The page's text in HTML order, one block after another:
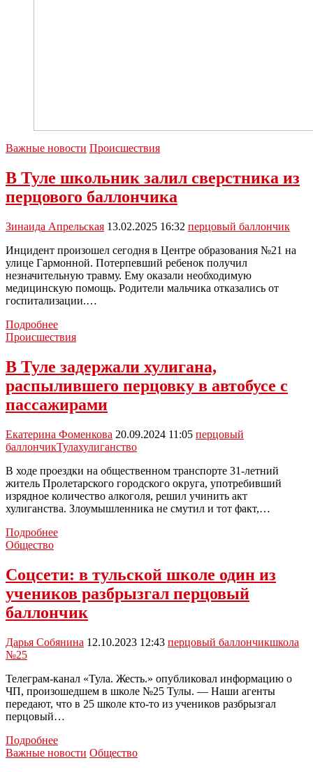
Важные новости Происшествия
В Туле школьник залил сверстника из
перцового баллончика
Зинаида Апрельская 13.02.2025 16:32 перцовый баллончик
Инцидент произошел сегодня в Центре образования №21 на
улице Гармонной. Потерпевший ребенок получил
незначительную травму. Ему оказали необходимую
медицинскую помощь. Родители мальчика отказались от
госпитализации.…
ПодробнееВ
Туле
сверстника
из
баллончика
Происшествия
В Туле задержали хулигана,
распылившего перцовку в автобусе с
пассажирами
Екатерина Фоменкова 20.09.2024 11:05 перцовый
баллончикТулахулиганство
В ходе проездки на общественном транспорте 31-летний
житель Пролетарского городского округа, употребивший
изрядное количество алкоголя, решил учинить акт
хулиганства. Злоумышленника не смутил и тот факт,…
ПодробнееВ
распылившего
перцовку
автобусе
пассажирами
Общество
Соцсети: в тульской школе один из
учеников разбрызгал перцовый
баллончик
Дарья Собянина 12.10.2023 12:43 перцовый баллончикшкола
№25
Телеграм-канал «Тула. Жесть.» опубликовал информацию о
ЧП, произошедшем в школе №25 Тулы. — Наши агенты
передают, что в 25 школе кто-то из учеников разбрызгал
перцовый…
ПодробнееСоцсети:
в
Важные новости Общество